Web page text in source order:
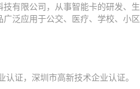
技有限公司，从事智能卡的研发、生
泛应用于公交、医疗、学校、小区
证，深圳市高新技术企业认证。